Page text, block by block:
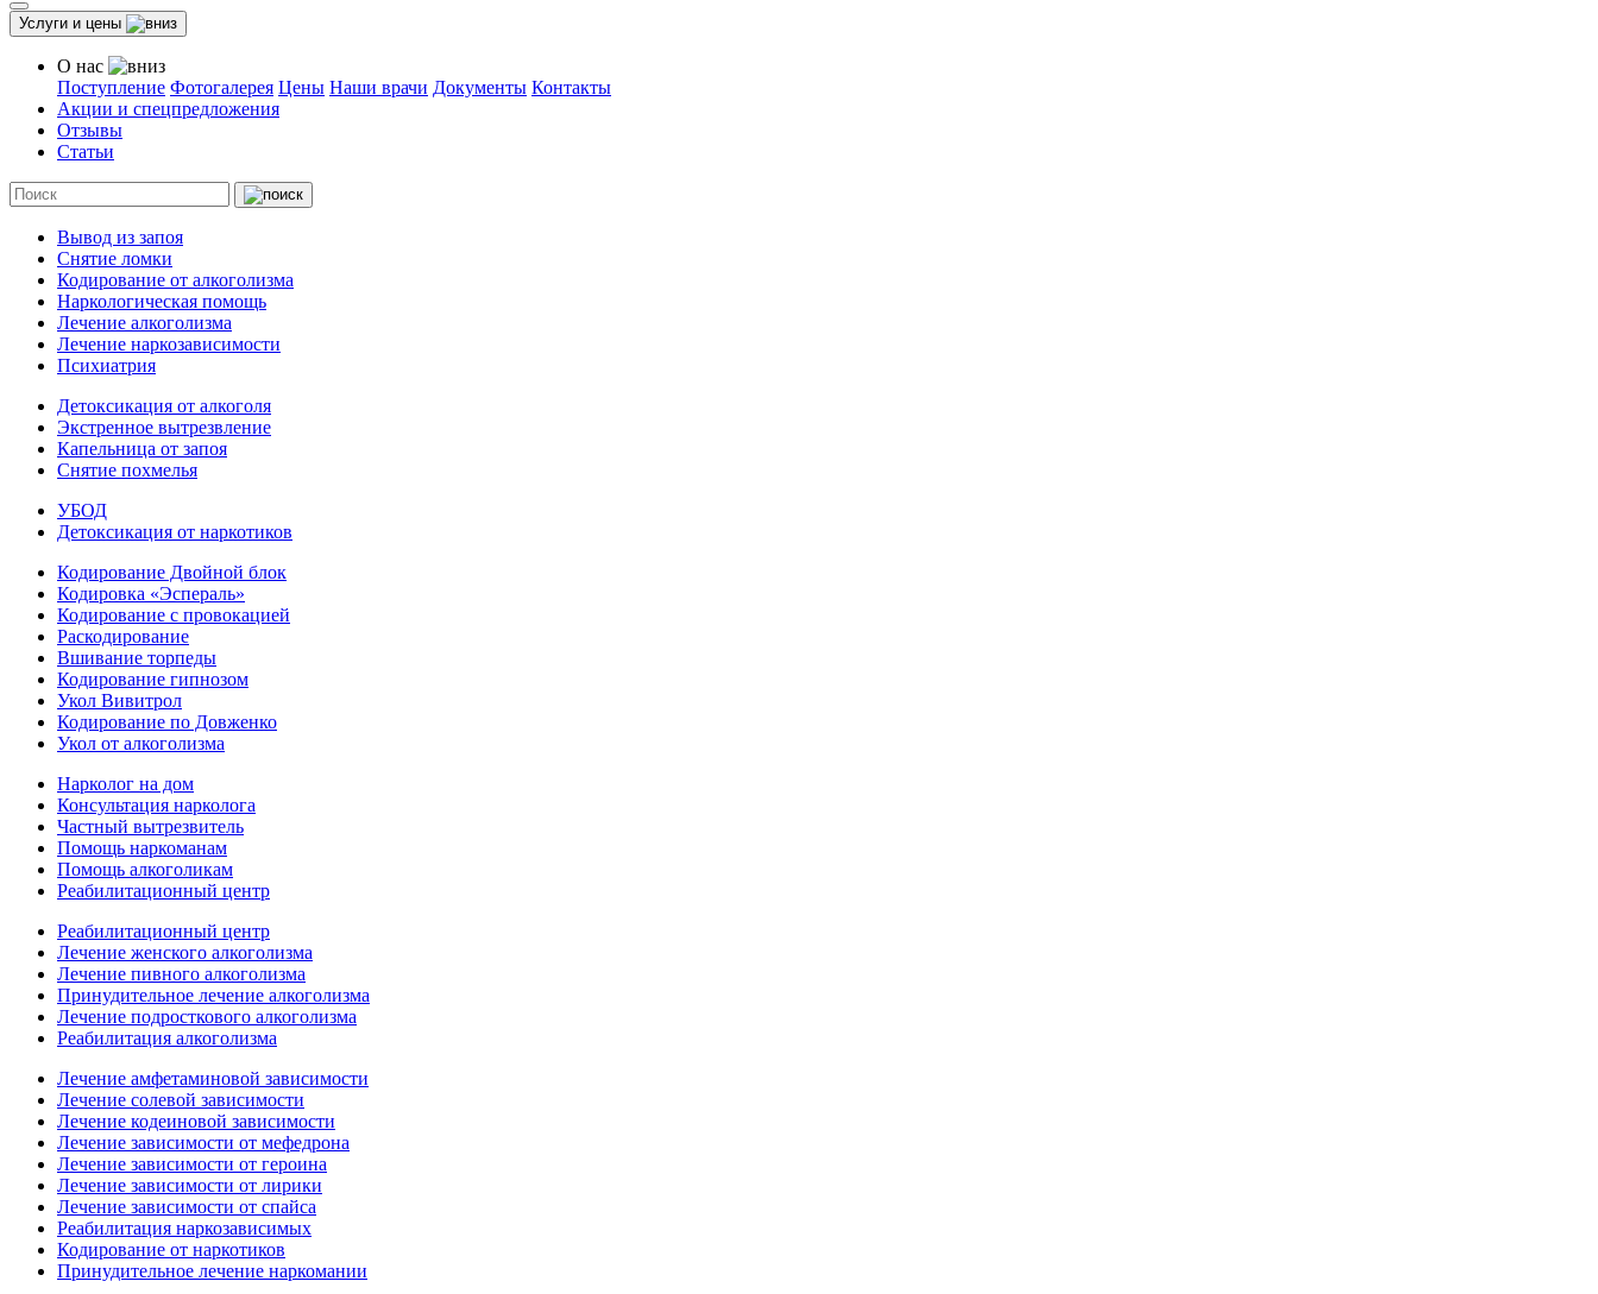
Услуги и цены
О нас
Поступление Фотогалерея Цены Наши врачи Документы Контакты
Акции и спецпредложения
Отзывы
Статьи
Вывод из запоя
Снятие ломки
Кодирование от алкоголизма
Наркологическая помощь
Лечение алкоголизма
Лечение наркозависимости
Психиатрия
Детоксикация от алкоголя
Экстренное вытрезвление
Капельница от запоя
Снятие похмелья
УБОД
Детоксикация от наркотиков
Кодирование Двойной блок
Кодировка «Эспераль»
Кодирование с провокацией
Раскодирование
Вшивание торпеды
Кодирование гипнозом
Укол Вивитрол
Кодирование по Довженко
Укол от алкоголизма
Нарколог на дом
Консультация нарколога
Частный вытрезвитель
Помощь наркоманам
Помощь алкоголикам
Реабилитационный центр
Реабилитационный центр
Лечение женского алкоголизма
Лечение пивного алкоголизма
Принудительное лечение алкоголизма
Лечение подросткового алкоголизма
Реабилитация алкоголизма
Лечение амфетаминовой зависимости
Лечение солевой зависимости
Лечение кодеиновой зависимости
Лечение зависимости от мефедрона
Лечение зависимости от героина
Лечение зависимости от лирики
Лечение зависимости от спайса
Реабилитация наркозависимых
Кодирование от наркотиков
Принудительное лечение наркомании